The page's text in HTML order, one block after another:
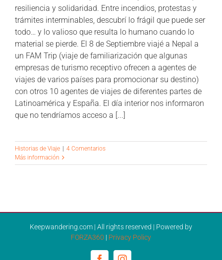
BLOG DE VIAJES
CONTÁCTANOS
resiliencia y solidaridad. Entre incendios, protestas y
trámites interminables, descubrí lo frágil que puede ser
todo… y lo valioso que resulta lo humano cuando lo
material se pierde. El 8 de Septiembre viajé a Nepal a
un FAM Trip (viaje de familiarización que algunas
empresas de turismo receptivo ofrecen a agentes de
viajes de varios países para promocionar su destino)
con otros 10 agentes de viajes de diferentes partes de
Latinoamérica y España. El día interior nos informaron
que no tendríamos acceso a [...]
Historias de Viaje
4 Comentarios
Más información
Keepwandering.com | All rights reserved | Powered by
FORZA360 | Privacy Policy